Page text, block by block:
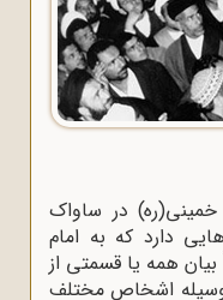
در ساواک
دارد که به امام
همه یا قسمتی از
وسیله اشخاص مختلف